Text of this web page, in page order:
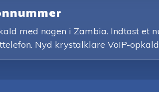
med nogen i Zambia. Indtast et
Nyd krystalklare VoIP-